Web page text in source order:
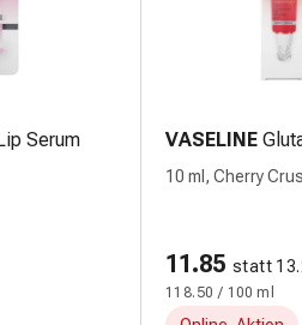
Serum VASELINE
10 ml, Cherry
11.85 statt
118.50 / 100 ml